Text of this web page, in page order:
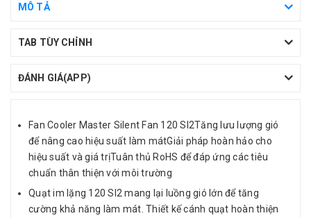
MÔ TẢ
TAB TÙY CHỈNH
ĐÁNH GIÁ(APP)
Fan Cooler Master Silent Fan 120 SI2Tăng lưu lượng gió
để nâng cao hiệu suất làm mátGiải pháp hoàn hảo cho
hiệu suất và giá trịTuân thủ RoHS để đáp ứng các tiêu
chuẩn thân thiện với môi trường
Quạt im lặng 120 SI2 mang lại luồng gió lớn để tăng
cường khả năng làm mát. Thiết kế cánh quạt hoàn thiện